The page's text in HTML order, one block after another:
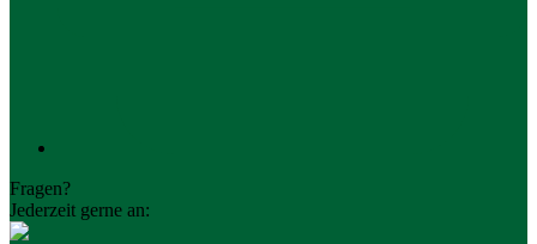
Fragen?
Jederzeit gerne an: